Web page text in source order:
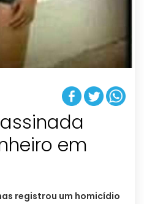
em
registrou um homicídio